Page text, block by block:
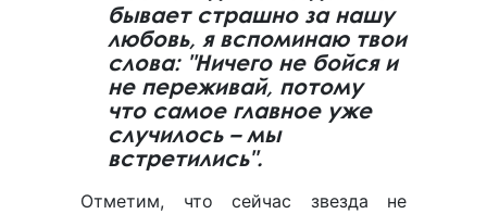
бывает страшно за нашу
любовь, я вспоминаю твои
слова: "Ничего не бойся и
не переживай, потому
что самое главное уже
случилось – мы
встретились".
Отметим, что сейчас звезда не